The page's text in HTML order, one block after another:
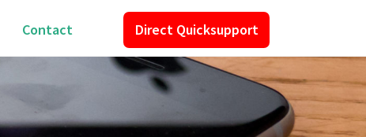
Contact Direct Quicksupport